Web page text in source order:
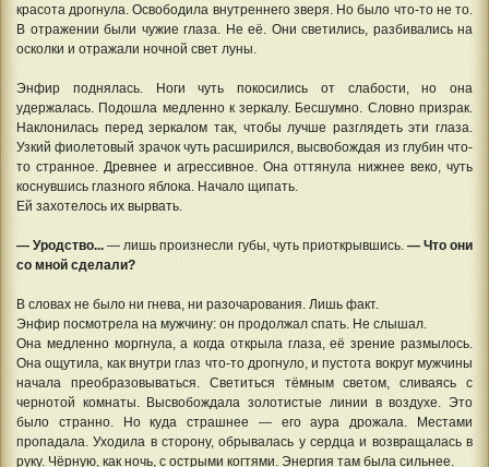
красота дрогнула. Освободила внутреннего зверя. Но было что-то не то.
В отражении были чужие глаза. Не её. Они светились, разбивались на
осколки и отражали ночной свет луны.
Энфир поднялась. Ноги чуть покосились от слабости, но она
удержалась. Подошла медленно к зеркалу. Бесшумно. Словно призрак.
Наклонилась перед зеркалом так, чтобы лучше разглядеть эти глаза.
Узкий фиолетовый зрачок чуть расширился, высвобождая из глубин что-
то странное. Древнее и агрессивное. Она оттянула нижнее веко, чуть
коснувшись глазного яблока. Начало щипать.
Ей захотелось их вырвать.
— Уродство...— лишь произнесли губы, чуть приоткрывшись. — Что они
со мной сделали?
В словах не было ни гнева, ни разочарования. Лишь факт.
Энфир посмотрела на мужчину: он продолжал спать. Не слышал.
Она медленно моргнула, а когда открыла глаза, её зрение размылось.
Она ощутила, как внутри глаз что-то дрогнуло, и пустота вокруг мужчины
начала преобразовываться. Светиться тёмным светом, сливаясь с
чернотой комнаты. Высвобождала золотистые линии в воздухе. Это
было странно. Но куда страшнее — его аура дрожала. Местами
пропадала. Уходила в сторону, обрывалась у сердца и возвращалась в
руку. Чёрную, как ночь, с острыми когтями. Энергия там была сильнее.